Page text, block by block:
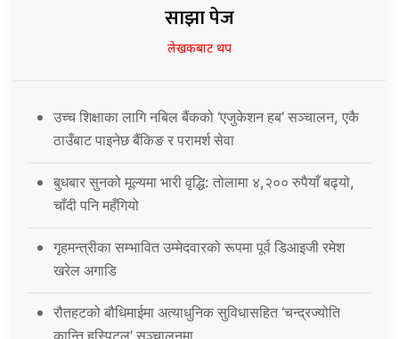
साझा पेज
लेखकबाट थप
उच्च शिक्षाका लागि नबिल बैंकको ‘एजुकेशन हब’ सञ्चालन, एकै
ठाउँबाट पाइनेछ बैंकिङ र परामर्श सेवा
बुधबार सुनको मूल्यमा भारी वृद्धि: तोलामा ४,२०० रुपैयाँ बढ्यो,
चाँदी पनि महँगियो
गृहमन्त्रीका सम्भावित उम्मेदवारको रूपमा पूर्व डिआइजी रमेश
खरेल अगाडि
रौतहटको बौधिमाईमा अत्याधुनिक सुविधासहित ‘चन्द्रज्योति
कान्ति हस्पिटल’ सञ्चालनमा